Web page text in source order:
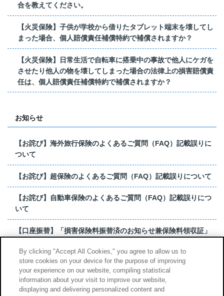
合を教えてください。
【火災保険】子供が学校から借りたタブレット端末を壊してし
まった場合、個人賠償責任補償特約で補償されますか？
【火災保険】日常生活で自転車に搭乗中の事故で他人にケガを
させたり他人の物を壊してしまった場合の法律上の損害賠償責
任は、個人賠償責任補償特約で補償されますか？
お知らせ
【お詫び】海外旅行保険のよくあるご質問（FAQ）記載誤りに
ついて
【お詫び】超保険のよくあるご質問（FAQ）記載誤りについて
【お詫び】自動車保険のよくあるご質問（FAQ）記載誤りにつ
いて
【口座振替】「損害保険料振替済のお知らせ兼保険料領収証」
【お詫び】超保険のよくあるご質問（FAQ）記載誤りについて
もっと見る
By clicking "Accept All Cookies," you agree to allow us to
store cookies on your device for the purpose of improving
your experience on our website, compiling statistical
information about your visit to improve our website,
displaying and delivering personalized content and